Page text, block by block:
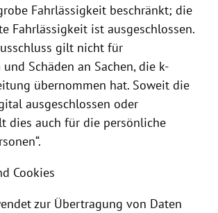
Fahrlässigkeit beschränkt; die
Fahrlässigkeit ist ausgeschlossen.
gilt nicht für
und Schäden an Sachen, die k-
übernommen hat. Soweit die
ausgeschlossen oder
dies auch für die persönliche
Cookies
zur Übertragung von Daten